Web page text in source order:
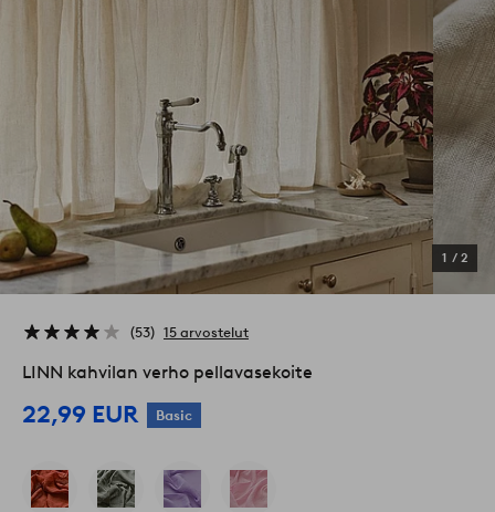
1 / 2
53 15 arvostelut
LINN kahvilan verho pellavasekoite
22,99 EUR Basic